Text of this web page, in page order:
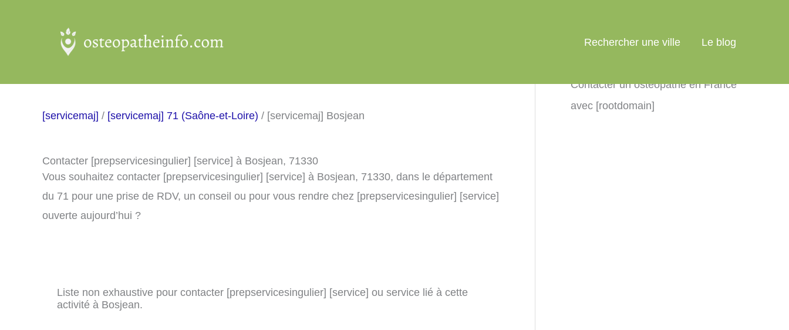
Rechercher une ville Le blog
[servicemaj] / [servicemaj] 71 (Saône-et-Loire) / [servicemaj] Bosjean
Contacter [prepservicesingulier] [service] à Bosjean, 71330
Vous souhaitez contacter [prepservicesingulier] [service] à Bosjean, 71330, dans le département
du 71 pour une prise de RDV, un conseil ou pour vous rendre chez [prepservicesingulier] [service]
ouverte aujourd’hui ?
Liste non exhaustive pour contacter [prepservicesingulier] [service] ou service lié à cette
activité à Bosjean.
Contacter un ostéopathe en France
avec [rootdomain]